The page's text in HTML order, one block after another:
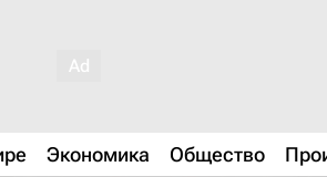
Экономика Общество